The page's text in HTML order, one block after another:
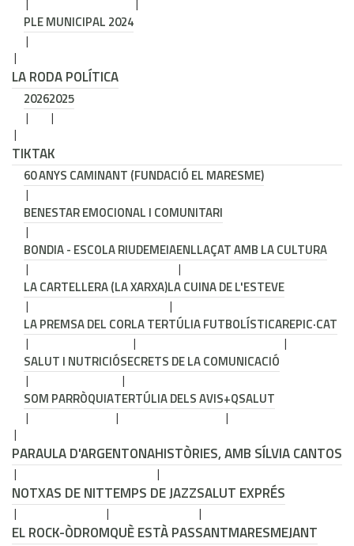
PLE MUNICIPAL 2024
LA RODA POLÍTICA
20262025
TIKTAK
60 ANYS CAMINANT (FUNDACIÓ EL MARESME)
BENESTAR EMOCIONAL I COMUNITARI
BONDIA - ESCOLA RIUDEMEIAENLLAÇAT AMB LA CULTURA
LA CARTELLERA (LA XARXA)LA CUINA DE L'ESTEVE
LA PREMSA DEL CORLA TERTÚLIA FUTBOLÍSTICAREPIC·CAT
SALUT I NUTRICIÓSECRETS DE LA COMUNICACIÓ
SOM PARRÒQUIATERTÚLIA DELS AVIS+QSALUT
PARAULA D'ARGENTONAHISTÒRIES, AMB SÍLVIA CANTOS
NOTXAS DE NITTEMPS DE JAZZSALUT EXPRÉS
EL ROCK-ÒDROMQUÈ ESTÀ PASSANTMARESMEJANT